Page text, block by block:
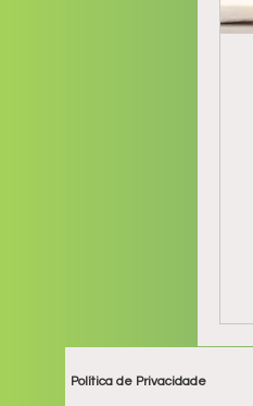
Política de Privacidade